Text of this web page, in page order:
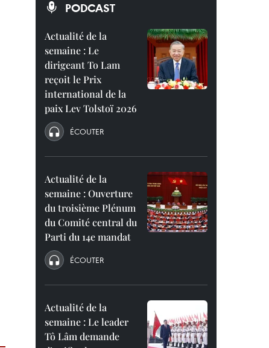
PODCAST
Actualité de la
semaine : Le
dirigeant To Lam
reçoit le Prix
international de la
paix Lev Tolstoï 2026
ÉCOUTER
Actualité de la
semaine : Ouverture
du troisième Plénum
du Comité central du
Parti du 14e mandat
ÉCOUTER
Actualité de la
semaine : Le leader
Tô Lâm demande